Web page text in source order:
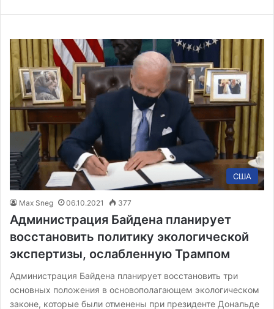
США
Max Sneg 06.10.2021 377
Администрация Байдена планирует
восстановить политику экологической
экспертизы, ослабленную Трампом
Администрация Байдена планирует восстановить три
основных положения в основополагающем экологическом
законе, которые были отменены при президенте Дональде